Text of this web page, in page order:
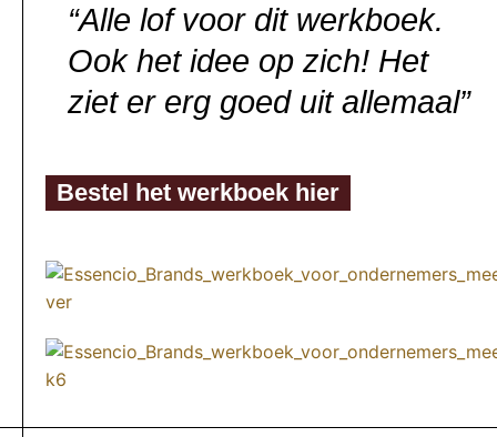
“Alle lof voor dit werkboek.
Ook het idee op zich! Het
ziet er erg goed uit allemaal”
Bestel het werkboek hier